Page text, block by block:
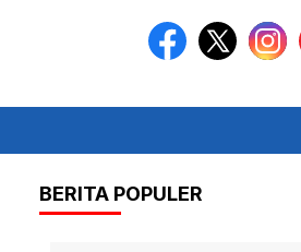
BERITA POPULER